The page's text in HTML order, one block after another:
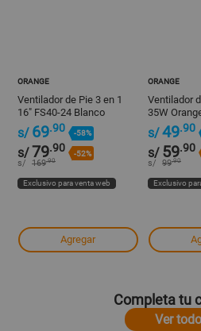
ORANGE
Ventilador de Pie 3 en 1
16" FS40-24 Blanco
Orange - 3 Velocidades
s/ 69.90 -58%
s/79.90 -52%
s/ 169.90
Exclusivo para venta web
Agregar
ORANGE
Ventilador
35W
s/49.90
s/ 59.90
s/ 99.90
Exclusivo
Completa tu
Ver todo